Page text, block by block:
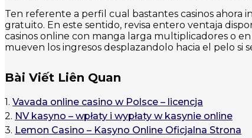
Ten referente a perfil cual bastantes casinos ahora
gratuito. En este sentido, revisa entero ventaja
casinos online con manga larga multiplicadores o
mueven los ingresos desplazandolo hacia el pelo si
Bài Viết Liên Quan
1. Vavada online casino w Polsce – licencja
2. NV kasyno – wpłaty i wypłaty w kasynie online
3. Lemon Casino – Kasyno Online Oficjalna Strona